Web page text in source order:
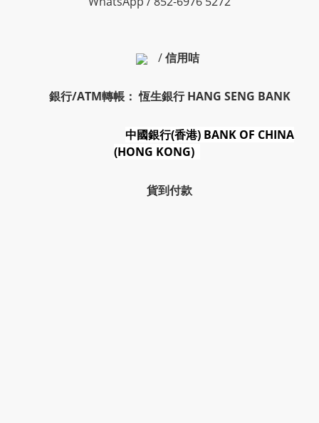
/信用咭
銀行/ATM轉帳： 恆生銀行 HANG SENG BANK
中國銀行(香港) BANK OF CHINA
(HONG KONG)
貨到付款